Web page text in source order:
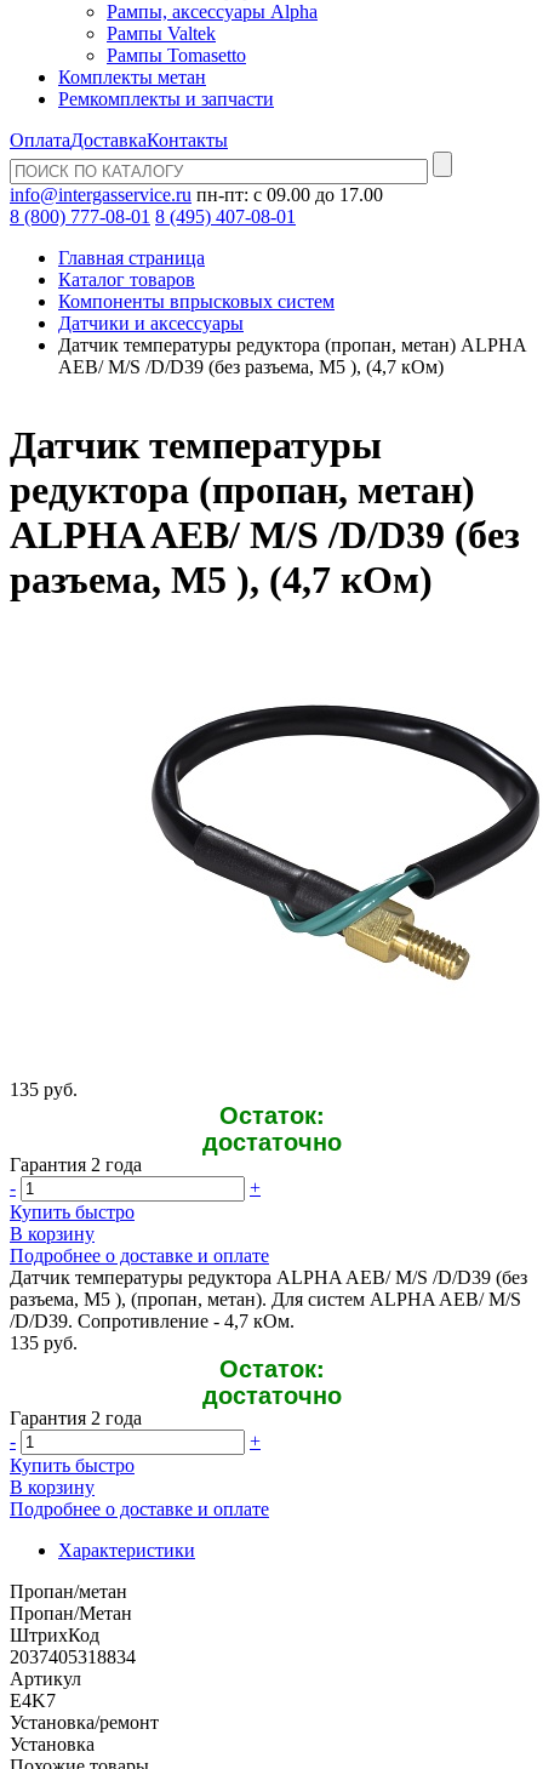
Рампы, аксессуары Alpha
Рампы Valtek
Рампы Tomasetto
Комплекты метан
Ремкомплекты и запчасти
ОплатаДоставкаКонтакты
info@intergasservice.ru пн-пт: с 09.00 до 17.00
8 (800) 777-08-01 8 (495) 407-08-01
Главная страница
Каталог товаров
Компоненты впрысковых систем
Датчики и аксессуары
Датчик температуры редуктора (пропан, метан) ALPHA
AEB/ M/S /D/D39 (без разъема, M5 ), (4,7 кОм)
Датчик температуры
редуктора (пропан, метан)
ALPHA AEB/ M/S /D/D39 (без
разъема, M5 ), (4,7 кОм)
135 руб.
Остаток:
достаточно
Гарантия 2 года
-
+
Купить быстро
В корзину
Подробнее о доставке и оплате
Датчик температуры редуктора ALPHA AEB/ M/S /D/D39 (без
разъема, M5 ), (пропан, метан). Для систем ALPHA AEB/ M/S
/D/D39. Сопротивление - 4,7 кОм.
135 руб.
Остаток:
достаточно
Гарантия 2 года
-
+
Купить быстро
В корзину
Подробнее о доставке и оплате
Характеристики
Пропан/метан
Пропан/Метан
ШтрихКод
2037405318834
Артикул
E4K7
Установка/ремонт
Установка